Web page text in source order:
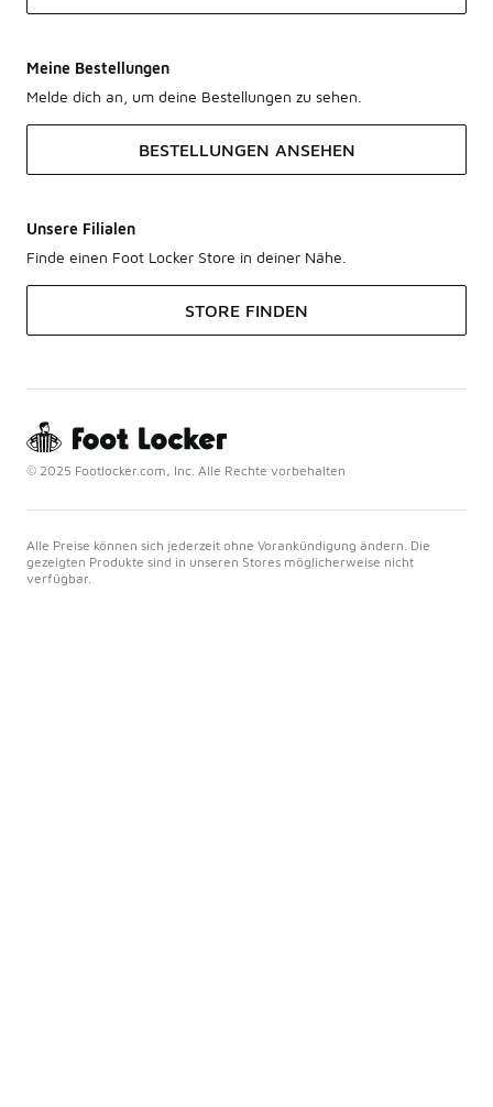
Meine Bestellungen
Melde dich an, um deine Bestellungen zu sehen.
BESTELLUNGEN ANSEHEN
Unsere Filialen
Finde einen Foot Locker Store in deiner Nähe.
STORE FINDEN
© 2025 Footlocker.com, Inc. Alle Rechte vorbehalten
Alle Preise können sich jederzeit ohne Vorankündigung ändern. Die
gezeigten Produkte sind in unseren Stores möglicherweise nicht
verfügbar.